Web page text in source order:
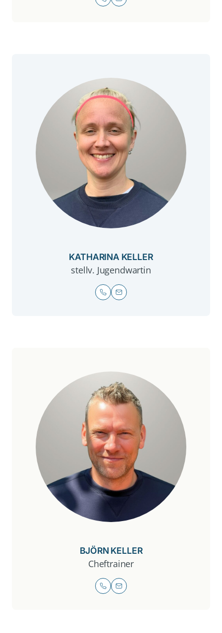
KATHARINA KELLER
stellv. Jugendwartin
BJÖRN KELLER
Cheftrainer